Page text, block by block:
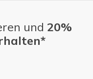
und 20%